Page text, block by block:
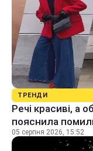
ТРЕНДИ
Речі красиві, а
пояснила
05 серпня 2026, 15:52